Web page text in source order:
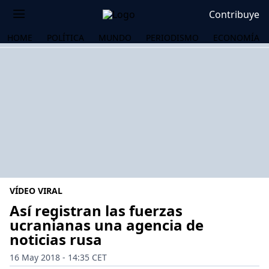
Contribuye
HOME POLÍTICA MUNDO PERIODISMO ECONOMÍA
VÍDEO VIRAL
Así registran las fuerzas
ucranianas una agencia de
noticias rusa
16 May 2018 - 14:35 CET